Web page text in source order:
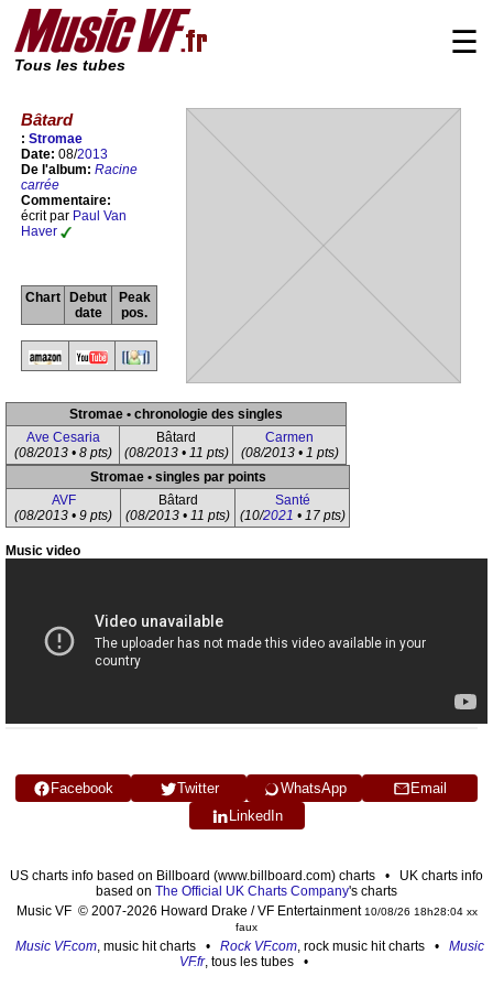
Tous les tubes
☰
Bâtard
: Stromae
Date: 08/2013
De l'album: Racine
carrée
Commentaire:
écrit par Paul Van
Haver
Chart
Debut
date
Peak
pos.
Stromae • chronologie des singles
Ave Cesaria
(08/2013 • 8 pts)
Bâtard
(08/2013 • 11 pts)
Carmen
(08/2013 • 1 pts)
Stromae • singles par points
AVF
(08/2013 • 9 pts)
Bâtard
(08/2013 • 11 pts)
Santé
(10/2021 • 17 pts)
Music video
Facebook Twitter WhatsApp
Email
LinkedIn
US charts info based on Billboard (www.billboard.com) charts • UK charts info
based on The Official UK Charts Company's charts
Music VF © 2007-2026 Howard Drake / VF Entertainment 10/08/26 18h28:04 xx
faux
Music VF.com, music hit charts • Rock VF.com, rock music hit charts • Music
VF.fr, tous les tubes •